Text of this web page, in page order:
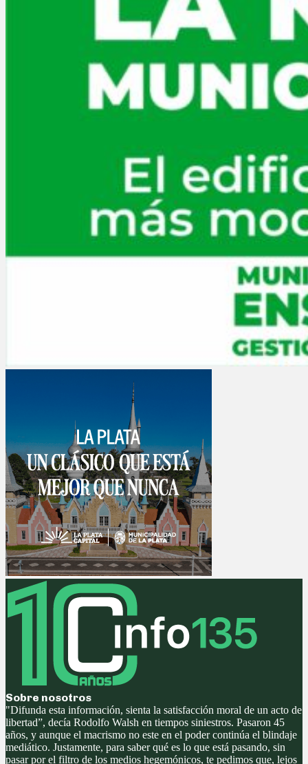
Sobre nosotros
"Difunda esta información, sienta la satisfacción moral de un acto de
libertad”, decía Rodolfo Walsh en tiempos siniestros. Pasaron 45
años, y aunque el macrismo no este en el poder continúa el blindaje
mediático. Justamente, para saber qué es lo que está pasando, sin
pasar por el filtro de los medios hegemónicos, te pedimos que, lejos